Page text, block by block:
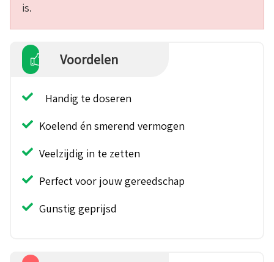
is.
Voordelen
Handig te doseren
Koelend én smerend vermogen
Veelzijdig in te zetten
Perfect voor jouw gereedschap
Gunstig geprijsd